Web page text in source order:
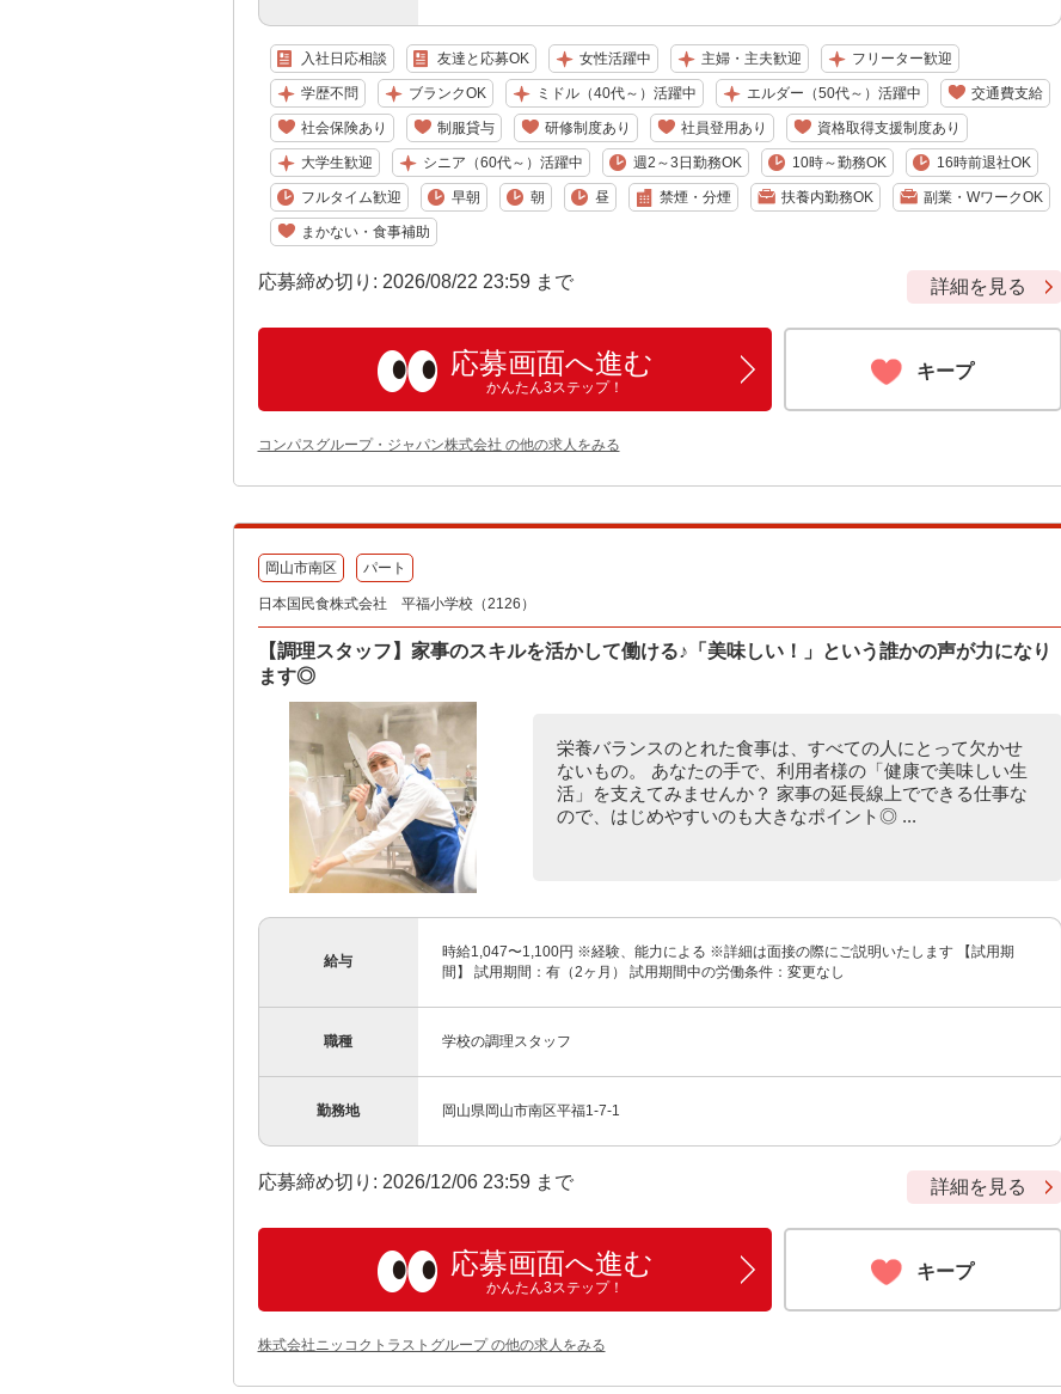
入社日応相談 友達と応募OK 女性活躍中 主婦・主夫歓迎 フリーター歓迎
学歴不問 ブランクOK ミドル（40代～）活躍中 エルダー（50代～）活躍中 交通費支給
社会保険あり 制服貸与 研修制度あり 社員登用あり 資格取得支援制度あり
大学生歓迎 シニア（60代～）活躍中 週2～3日勤務OK 10時～勤務OK 16時前退社OK
フルタイム歓迎 早朝 朝 昼 禁煙・分煙 扶養内勤務OK 副業・WワークOK
まかない・食事補助
応募締め切り: 2026/08/22 23:59 まで 詳細を見る
応募画面へ進む
かんたん3ステップ！
キープ
コンパスグループ・ジャパン株式会社 の他の求人をみる
岡山市南区 パート
日本国民食株式会社 平福小学校（2126）
【調理スタッフ】家事のスキルを活かして働ける♪「美味しい！」という誰かの声が力になり
ます◎
栄養バランスのとれた食事は、すべての人にとって欠かせ
ないもの。 あなたの手で、利用者様の「健康で美味しい生
活」を支えてみませんか？ 家事の延長線上でできる仕事な
ので、はじめやすいのも大きなポイント◎ ...
給与
時給1,047〜1,100円 ※経験、能力による ※詳細は面接の際にご説明いたします 【試用期
間】 試用期間：有（2ヶ月） 試用期間中の労働条件：変更なし
職種 学校の調理スタッフ
勤務地 岡山県岡山市南区平福1-7-1
応募締め切り: 2026/12/06 23:59 まで 詳細を見る
応募画面へ進む
かんたん3ステップ！
キープ
株式会社ニッコクトラストグループ の他の求人をみる